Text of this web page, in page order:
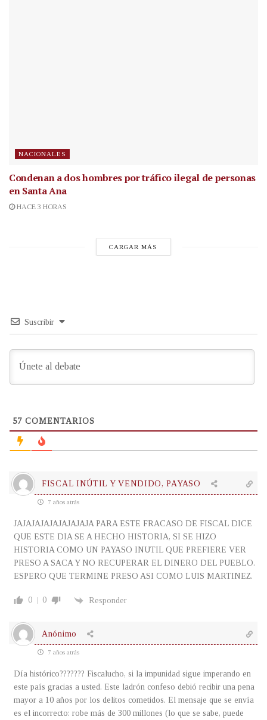
NACIONALES
Condenan a dos hombres por tráfico ilegal de personas
en Santa Ana
HACE 3 HORAS
CARGAR MÁS
Suscribir
57 COMENTARIOS
FISCAL INÚTIL Y VENDIDO, PAYASO
7 años atrás
JAJAJAJAJAJAJAJAJA PARA ESTE FRACASO DE FISCAL DICE
QUE ESTE DIA SE A HECHO HISTORIA, SI SE HIZO
HISTORIA COMO UN PAYASO INUTIL QUE PREFIERE VER
PRESO A SACA Y NO RECUPERAR EL DINERO DEL PUEBLO.
ESPERO QUE TERMINE PRESO ASI COMO LUIS MARTINEZ.
0 0 Responder
Anónimo
7 años atrás
Día histórico??????? Fiscalucho, si la impunidad sigue imperando en
este país gracias a usted. Este ladrón confeso debió recibir una pena
mayor a 10 años por los delitos cometidos. El mensaje que se envía
es el incorrecto: robe más de 300 millones (lo que se sabe, puede